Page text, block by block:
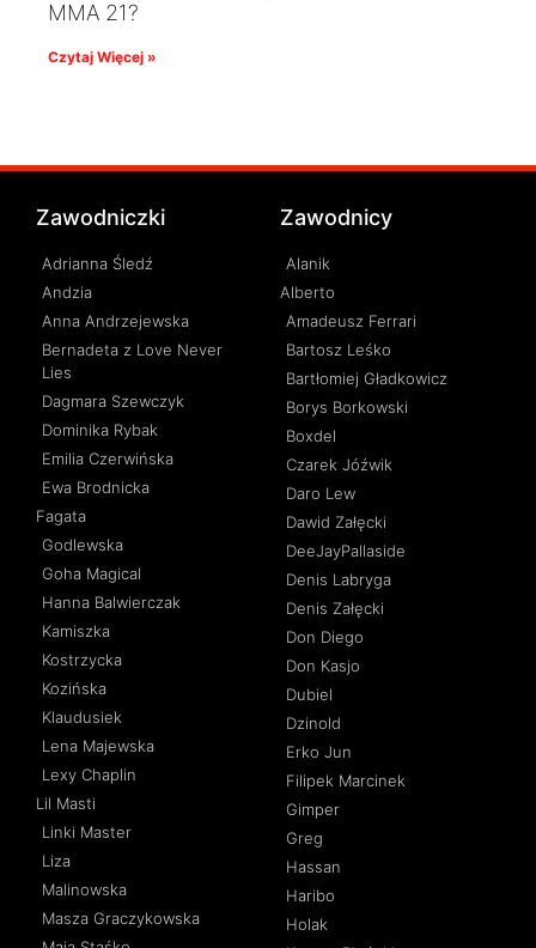
MMA 21?
Czytaj Więcej »
Zawodniczki
Adrianna Śledź
Andzia
Anna Andrzejewska
Bernadeta z Love Never
Lies
Dagmara Szewczyk
Dominika Rybak
Emilia Czerwińska
Ewa Brodnicka
Fagata
Godlewska
Goha Magical
Hanna Balwierczak
Kamiszka
Kostrzycka
Kozińska
Klaudusiek
Lena Majewska
Lexy Chaplin
Lil Masti
Linki Master
Liza
Malinowska
Masza Graczykowska
Zawodnicy
Alanik
Alberto
Amadeusz Ferrari
Bartosz Leśko
Bartłomiej Gładkowicz
Borys Borkowski
Boxdel
Czarek Jóźwik
Daro Lew
Dawid Załęcki
DeeJayPallaside
Denis Labryga
Denis Załęcki
Don Diego
Don Kasjo
Dubiel
Dzinold
Erko Jun
Filipek Marcinek
Gimper
Greg
Hassan
Haribo
Holak